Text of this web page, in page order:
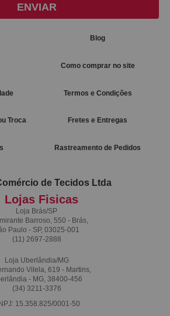
ENVIAR
Blog
Como comprar no site
Termos e Condições
Troca Fretes e Entregas
Rastreamento de Pedidos
de Tecidos Ltda
Lojas Fisicas
Loja Brás/SP
Barroso, 550 - Brás,
Paulo - SP, 03025-001
(11) 2697-2888
Loja Uberlândia/MG
Vilela, 619 - Martins,
- MG, 38400-456
(34) 3211-3376
15.358.825/0001-50